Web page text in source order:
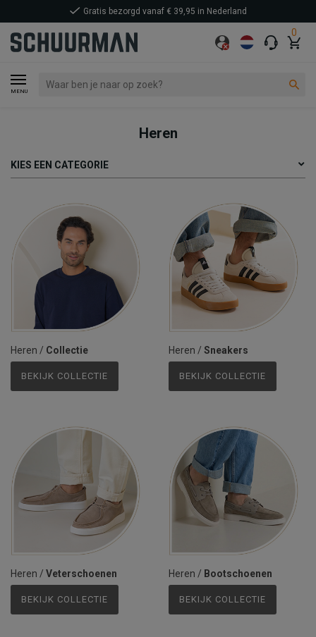
0
MENU
Gratis bezorgd vanaf € 39,95 in Nederland
Heren
KIES EEN CATEGORIE
Heren / Collectie
BEKIJK COLLECTIE
Heren / Sneakers
BEKIJK COLLECTIE
Heren / Veterschoenen
BEKIJK COLLECTIE
Heren / Bootschoenen
BEKIJK COLLECTIE